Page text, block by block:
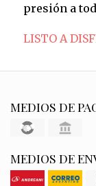
presión a
LISTO A
MEDIOS DE
MEDIOS DE